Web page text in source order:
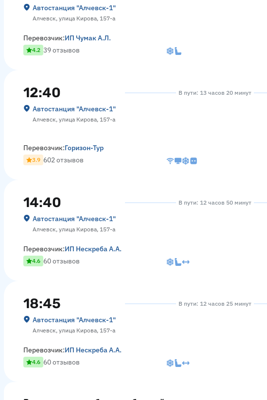
Автостанция "Алчевск-1"
Алчевск, улица Кирова, 157-а
Перевозчик:ИП Чумак А.Л.
4.2 39 отзывов
12:40
Автостанция "Алчевск-1"
Алчевск, улица Кирова, 157-а
В пути: 13 часов 20 минут
Перевозчик:Горизон-Тур
3.9 602 отзывов
14:40
Автостанция "Алчевск-1"
Алчевск, улица Кирова, 157-а
В пути: 12 часов 50 минут
Перевозчик:ИП Нескреба А.А.
4.6 60 отзывов
18:45
Автостанция "Алчевск-1"
Алчевск, улица Кирова, 157-а
В пути: 12 часов 25 минут
Перевозчик:ИП Нескреба А.А.
4.6 60 отзывов